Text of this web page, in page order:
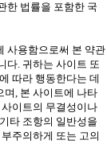
한 법률을 포함한 국
사용함으로써 본 약관
다. 귀하는 사이트 또
따라 행동한다는 데
며, 본 사이트에 나타
이트의 무결성이나
타 조항의 일반성을
주의하게 또는 고의